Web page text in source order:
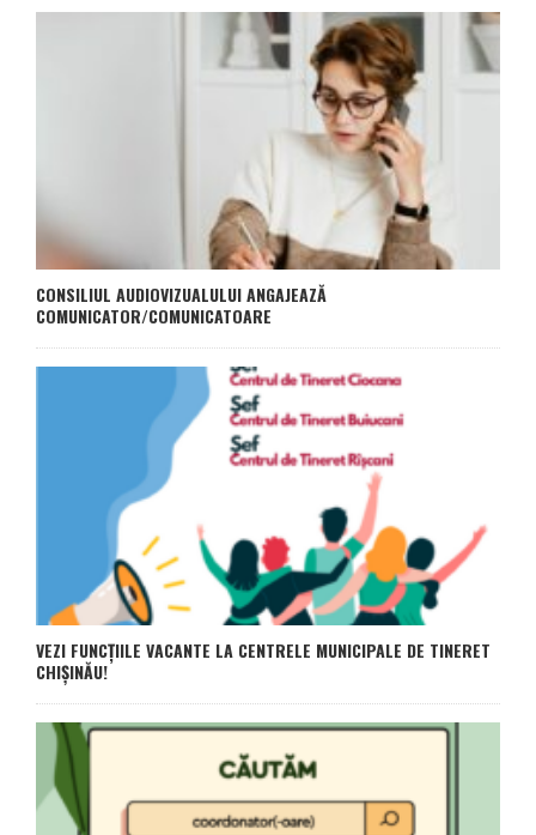
CONSILIUL AUDIOVIZUALULUI ANGAJEAZĂ
COMUNICATOR/COMUNICATOARE
VEZI FUNCȚIILE VACANTE LA CENTRELE MUNICIPALE DE TINERET
CHIȘINĂU!